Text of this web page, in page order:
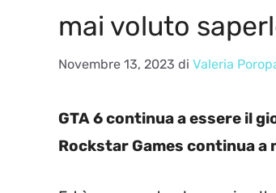
mai voluto
Novembre 13, 2023 di Valeria
GTA 6 continua a essere il
Rockstar Games continua